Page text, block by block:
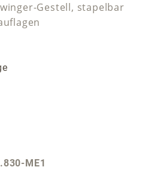
Gestell, stapelbar
ME1